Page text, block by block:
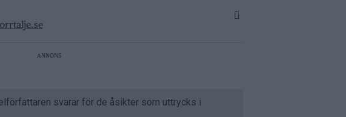
ANNONS
svarar för de åsikter som uttrycks i